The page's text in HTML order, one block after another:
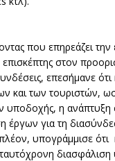
που επηρεάζει
στον
επεσήμανε
και των τουριστών,
η ανάπτυξη
έργων για τη
υπογράμμισε
διασφάλιση